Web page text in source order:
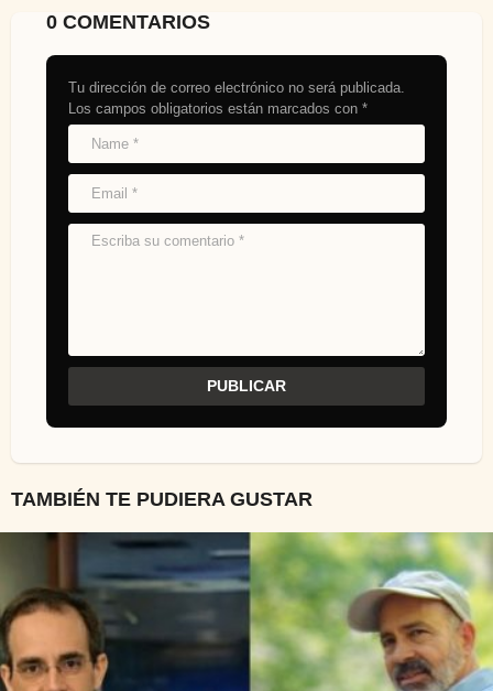
0 COMENTARIOS
Tu dirección de correo electrónico no será publicada.
Los campos obligatorios están marcados con *
TAMBIÉN TE PUDIERA GUSTAR